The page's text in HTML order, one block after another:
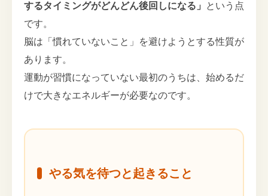
するタイミングがどんどん後回しになる」
という点
です。
脳は「慣れていないこと」を避けようとする性質が
あります。
運動が習慣になっていない最初のうちは、始めるだ
けで大きなエネルギーが必要なのです。
やる気を待つと起きること